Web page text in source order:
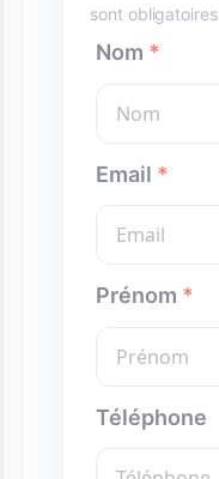
sont obligatoires
Nom *
Email *
Prénom *
Téléphone